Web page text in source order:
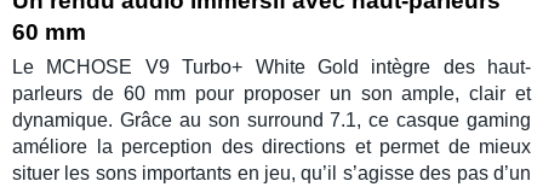
60 mm
Le MCHOSE V9 Turbo+ White Gold intègre des
haut-
parleurs de 60 mm pour proposer un son ample, clair et
dynamique. Grâce au son surround 7.1, cecasque gaming
améliore la perception des directions et permet de mieux
situer les sons importants en jeu, qu’il s’agisse des pas d’un